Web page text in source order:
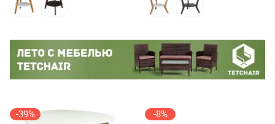
-39% -8%